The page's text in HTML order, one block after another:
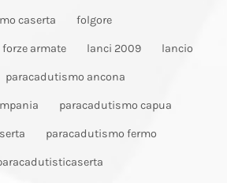
caserta folgore
forze armate lanci 2009 lancio
paracadutismo ancona
paracadutismo capua
paracadutismo fermo